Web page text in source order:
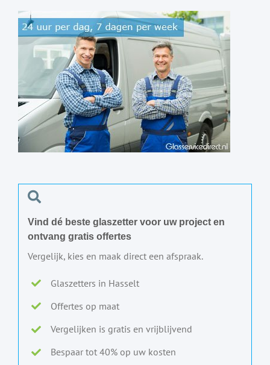
Vind dé beste glaszetter voor uw project en
ontvang gratis offertes
Vergelijk, kies en maak direct een afspraak.
Glaszetters in Hasselt
Offertes op maat
Vergelijken is gratis en vrijblijvend
Bespaar tot 40% op uw kosten